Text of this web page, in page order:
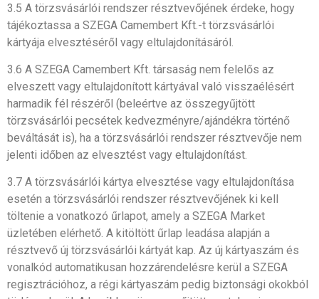
3.5 A törzsvásárlói rendszer résztvevőjének érdeke, hogy
tájékoztassa a SZEGA Camembert Kft.-t törzsvásárlói
kártyája elvesztéséről vagy eltulajdonításáról.
3.6 A SZEGA Camembert Kft. társaság nem felelős az
elveszett vagy eltulajdonított kártyával való visszaélésért
harmadik fél részéről (beleértve az összegyűjtött
törzsvásárlói pecsétek kedvezményre/ajándékra történő
beváltását is), ha a törzsvásárlói rendszer résztvevője nem
jelenti időben az elvesztést vagy eltulajdonítást.
3.7 A törzsvásárlói kártya elvesztése vagy eltulajdonítása
esetén a törzsvásárlói rendszer résztvevőjének ki kell
töltenie a vonatkozó űrlapot, amely a SZEGA Market
üzletében elérhető. A kitöltött űrlap leadása alapján a
résztvevő új törzsvásárlói kártyát kap. Az új kártyaszám és
vonalkód automatikusan hozzárendelésre kerül a SZEGA
regisztrációhoz, a régi kártyaszám pedig biztonsági okokból